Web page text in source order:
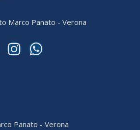
Marco Panato - Verona
Panato - Verona